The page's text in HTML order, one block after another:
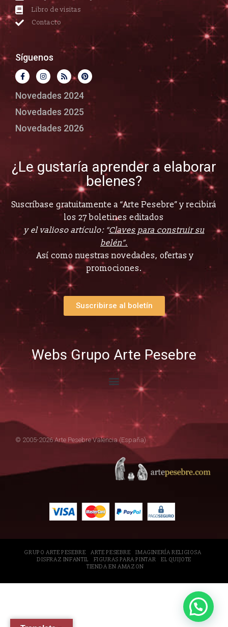
Libro de visitas
Contacto
Síguenos
Novedades 2024
Novedades 2025
Novedades 2026
¿Le gustaría aprender a elaborar
belenes?
Suscríbase gratuitamente a “Arte Pesebre” y recibirá
los 27 boletines editados
y el valioso artículo: “Claves para construir su
belén”.
Así como nuestras novedades, ofertas y
promociones.
Suscribirse al boletín
Webs Grupo Arte Pesebre
© 2005-2026 Arte Pesebre Valencia (España)
GRUPO ARTE PESEBRE ARTE PESEBRE
IMAGINERÍA RELIGIOSA
DISFRAZ INFANTIL
FIGURAS PARA PINTAR
EL QUIJOTE
TIENDA EN AMAZON